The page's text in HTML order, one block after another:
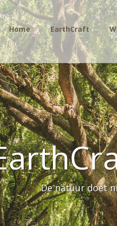
Home EarthCraft
De natuur doet